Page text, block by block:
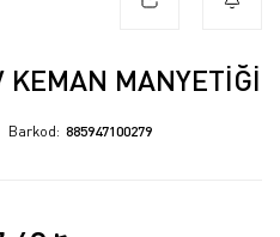
MANYETIĞI
Barkod 885947100279